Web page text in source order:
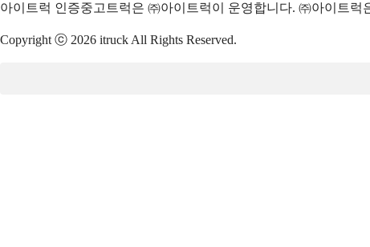
아이트럭 인증중고트럭은 ㈜아이트럭이 운영합니다. ㈜아이트
Copyright ⓒ 2026 itruck All Rights Reserved.